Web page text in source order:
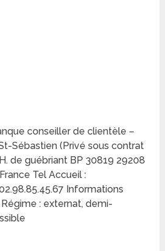
conseiller de clientèle –
Sébastien (Privé sous contrat
de guébriant BP 30819 29208
Tel Accueil :
Informations
: externat, demi-